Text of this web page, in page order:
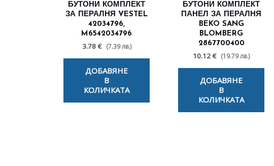
БУТОНИ КОМПЛЕКТ
ЗА ПЕРАЛНЯ VESTEL
42034796,
M6542034796
3.78 € (7.39 лв.)
ДОБАВЯНЕ
В
КОЛИЧКАТА
БУТОНИ КОМПЛЕКТ
ПАНЕЛ ЗА ПЕРАЛНЯ
BEKO SANG
BLOMBERG
2867700400
10.12 € (19.79 лв.)
ДОБАВЯНЕ
В
КОЛИЧКАТА